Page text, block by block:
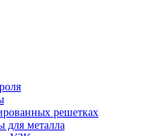
усталость
испытаний
машины
машины
машины